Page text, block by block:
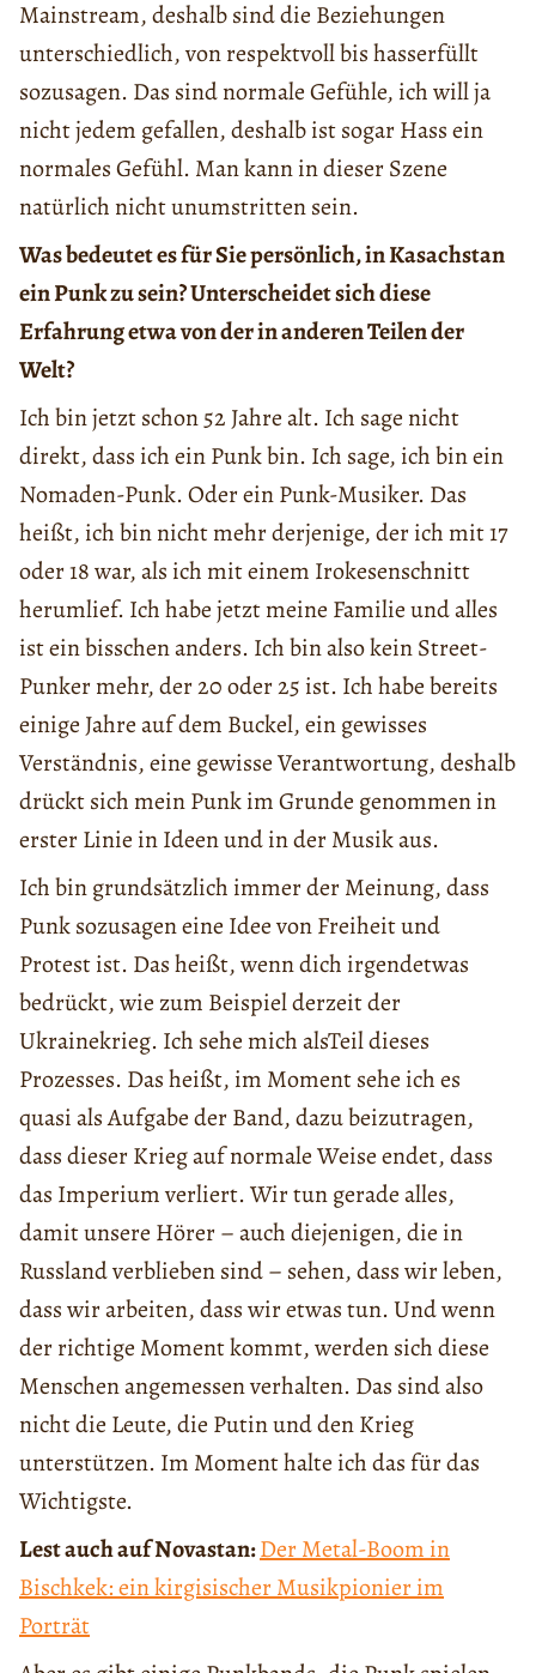
Mainstream, deshalb sind die Beziehungen
unterschiedlich, von respektvoll bis hasserfüllt
sozusagen. Das sind normale Gefühle, ich will ja
nicht jedem gefallen, deshalb ist sogar Hass ein
normales Gefühl. Man kann in dieser Szene
natürlich nicht unumstritten sein.
Was bedeutet es für Sie persönlich, in Kasachstan
ein Punk zu sein? Unterscheidet sich diese
Erfahrung etwa von der in anderen Teilen der
Welt?
Ich bin jetzt schon 52 Jahre alt. Ich sage nicht
direkt, dass ich ein Punk bin. Ich sage, ich bin ein
Nomaden-Punk. Oder ein Punk-Musiker. Das
heißt, ich bin nicht mehr derjenige, der ich mit 17
oder 18 war, als ich mit einem Irokesenschnitt
herumlief. Ich habe jetzt meine Familie und alles
ist ein bisschen anders. Ich bin also kein Street-
Punker mehr, der 20 oder 25 ist. Ich habe bereits
einige Jahre auf dem Buckel, ein gewisses
Verständnis, eine gewisse Verantwortung, deshalb
drückt sich mein Punk im Grunde genommen in
erster Linie in Ideen und in der Musik aus.
Ich bin grundsätzlich immer der Meinung, dass
Punk sozusagen eine Idee von Freiheit und
Protest ist. Das heißt, wenn dich irgendetwas
bedrückt, wie zum Beispiel derzeit der
Ukrainekrieg. Ich sehe mich alsTeil dieses
Prozesses. Das heißt, im Moment sehe ich es
quasi als Aufgabe der Band, dazu beizutragen,
dass dieser Krieg auf normale Weise endet, dass
das Imperium verliert. Wir tun gerade alles,
damit unsere Hörer – auch diejenigen, die in
Russland verblieben sind – sehen, dass wir leben,
dass wir arbeiten, dass wir etwas tun. Und wenn
der richtige Moment kommt, werden sich diese
Menschen angemessen verhalten. Das sind also
nicht die Leute, die Putin und den Krieg
unterstützen. Im Moment halte ich das für das
Wichtigste.
Lest auch auf Novastan:Der Metal-Boom in
Bischkek: ein kirgisischer Musikpionier im
Porträt